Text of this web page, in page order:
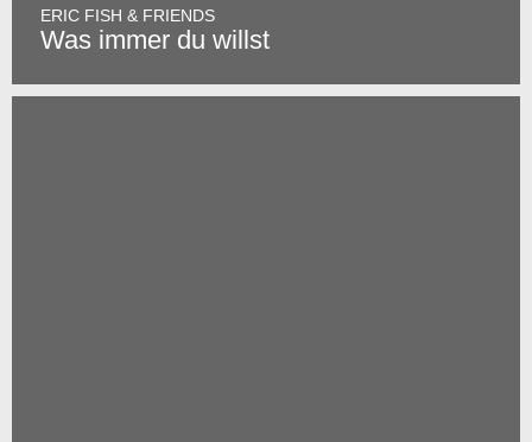
ERIC FISH & FRIENDS
Was immer du willst